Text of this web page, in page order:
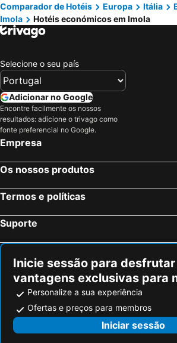
Terantiga
Tatì Hotel
Comparador de Hotéis Europa Itália
Imola
Hotéis económicos em Imola
Selecione o seu país
Adicionar no Google
Encontre facilmente os nossos
resultados: adicione o trivago como
fonte preferencial no Google.
Empresa
Os nossos produtos
Termos e políticas
Suporte
Inicie sessão para
vantagens exclusivas para
Personalize a sua experiência
Ofertas e preços para membros
Iniciar sessão